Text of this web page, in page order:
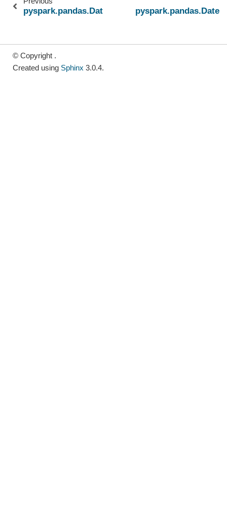
pyspark.pandas.DatetimeIndex.microsecond
© Copyright .
Created using Sphinx 3.0.4.